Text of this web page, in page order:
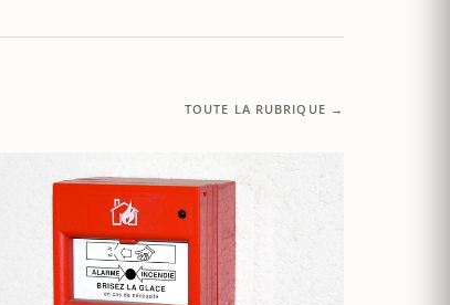
TOUTE LA RUBRIQUE →